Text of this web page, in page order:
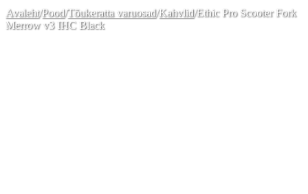
Avaleht/Pood/Tõukeratta varuosad/Kahvlid/Ethic Pro Scooter Fork
Merrow v3 IHC Black